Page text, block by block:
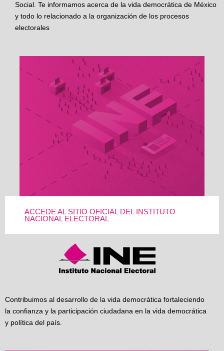
Social. Te informamos acerca de la vida democrática de México
y todo lo relacionado a la organización de los procesos
electorales
ACCEDE AL SITIO OFICIAL DEL INSTITUTO
NACIONAL ELECTORAL
Contribuimos al desarrollo de la vida democrática fortaleciendo
la confianza y la participación ciudadana en la vida democrática
y política del país.